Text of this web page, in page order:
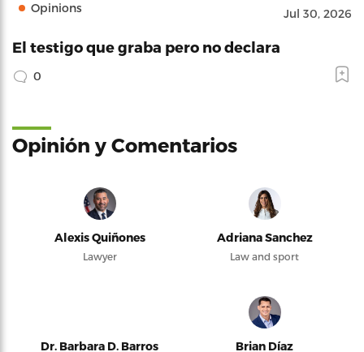
Opinions Jul 30, 2026
El testigo que graba pero no declara
0
Opinión y Comentarios
Alexis Quiñones
Lawyer
Adriana Sanchez
Law and sport
Dr. Barbara D. Barros Brian Díaz